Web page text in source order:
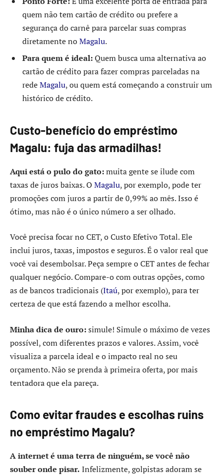
quem não tem cartão de crédito ou prefere a
segurança do carnê para parcelar suas compras
diretamente noMagalu.
Para quem é ideal:Quem busca uma alternativa ao
cartão de crédito para fazer compras parceladas na
redeMagalu, ou quem está começando a construir um
histórico de crédito.
Custo-benefício do empréstimo
Magalu: fuja das armadilhas!
Aqui está o pulo do gato:muita gente se ilude com
taxas de juros baixas. O Magalu, por exemplo, pode ter
promoções com juros a partir de 0,99% ao mês. Isso é
ótimo, mas não é o único número a ser olhado.
Você precisa focar no CET, o Custo Efetivo Total. Ele
inclui juros, taxas, impostos e seguros. É o valor real que
você vai desembolsar. Peça sempre o CET antes de fechar
qualquer negócio. Compare-o com outras opções, como
as de bancos tradicionais (Itaú, por exemplo), para ter
certeza de que está fazendo a melhor escolha.
Minha dica de ouro:simule! Simule o máximo de vezes
possível, com diferentes prazos e valores. Assim, você
visualiza a parcela ideal e o impacto real no seu
orçamento. Não se prenda à primeira oferta, por mais
tentadora que ela pareça.
Como evitar fraudes e escolhas ruins
no empréstimo Magalu?
A internet é uma terra de ninguém, se você não
souber onde pisar. Infelizmente, golpistas adoram se